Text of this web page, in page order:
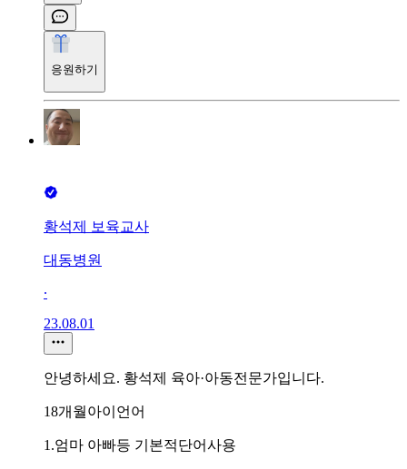
응원하기
황석제 보육교사
대동병원
∙
23.08.01
안녕하세요. 황석제 육아·아동전문가입니다.
18개월아이언어
1.엄마 아빠등 기본적단어사용